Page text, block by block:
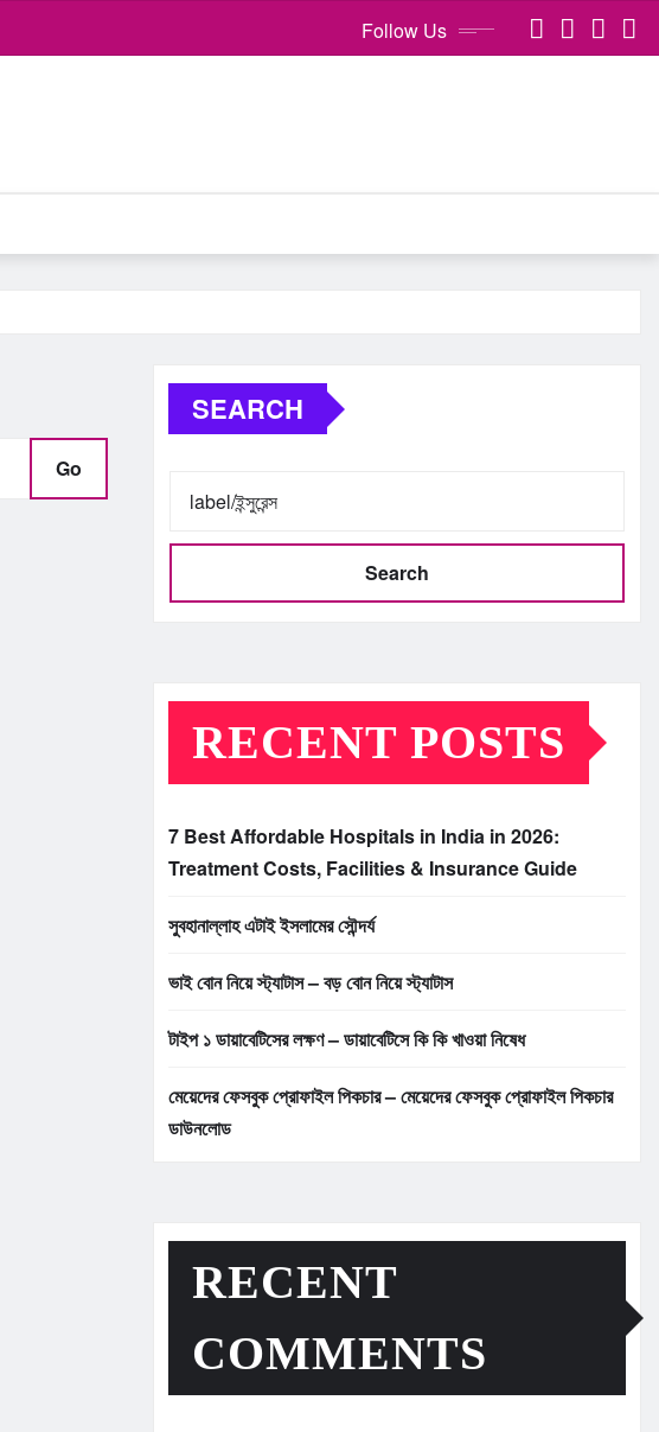
Follow Us
Go
SEARCH
Search
RECENT POSTS
7 Best Affordable Hospitals in India in 2026:
Treatment Costs, Facilities & Insurance Guide
সুবহানাল্লাহ এটাই ইসলামের সৌন্দর্য
ভাই বোন নিয়ে স্ট্যাটাস – বড় বোন নিয়ে স্ট্যাটাস
টাইপ ১ ডায়াবেটিসের লক্ষণ – ডায়াবেটিসে কি কি খাওয়া নিষেধ
মেয়েদের ফেসবুক প্রোফাইল পিকচার – মেয়েদের ফেসবুক প্রোফাইল পিকচার
ডাউনলোড
RECENT
COMMENTS